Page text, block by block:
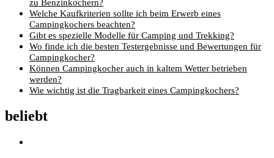
Welche Kaufkriterien sollte ich beim Erwerb eines
Campingkochers beachten?
Gibt es spezielle Modelle für Camping und Trekking?
Wo finde ich die besten Testergebnisse und Bewertungen für
Campingkocher?
Können Campingkocher auch in kaltem Wetter betrieben
werden?
Wie wichtig ist die Tragbarkeit eines Campingkochers?
beliebt